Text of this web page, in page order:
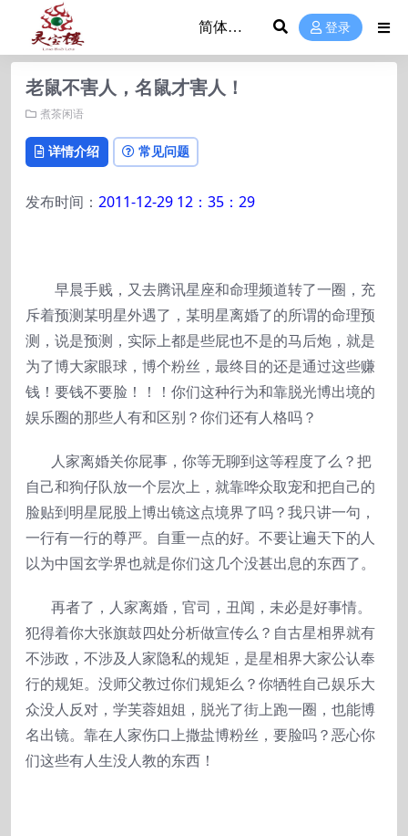
登录
老鼠不害人，名鼠才害人！
煮茶闲语
详情介绍 常见问题
发布时间： 2011-12-29 12：35：29
早晨手贱，又去腾讯星座和命理频道转了一圈，充
斥着预测某明星外遇了，某明星离婚了的所谓的命理预
测，说是预测，实际上都是些屁也不是的马后炮，就是
为了博大家眼球，博个粉丝，最终目的还是通过这些赚
钱！要钱不要脸！！！你们这种行为和靠脱光博出境的
娱乐圈的那些人有和区别？你们还有人格吗？
人家离婚关你屁事，你等无聊到这等程度了么？把
自己和狗仔队放一个层次上，就靠哗众取宠和把自己的
脸贴到明星屁股上博出镜这点境界了吗？我只讲一句，
一行有一行的尊严。自重一点的好。不要让遍天下的人
以为中国玄学界也就是你们这几个没甚出息的东西了。
再者了，人家离婚，官司，丑闻，未必是好事情。
犯得着你大张旗鼓四处分析做宣传么？自古星相界就有
不涉政，不涉及人家隐私的规矩，是星相界大家公认奉
行的规矩。没师父教过你们规矩么？你牺牲自己娱乐大
众没人反对，学芙蓉姐姐，脱光了街上跑一圈，也能博
名出镜。靠在人家伤口上撒盐博粉丝，要脸吗？恶心你
们这些有人生没人教的东西！